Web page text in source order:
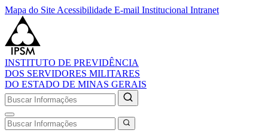
Mapa do Site Acessibilidade E-mail Institucional Intranet
INSTITUTO DE PREVIDÊNCIA
DOS SERVIDORES MILITARES
DO ESTADO DE MINAS GERAIS